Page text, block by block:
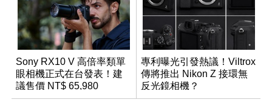
Sony RX10 V 高倍率類單
眼相機正式在台發表！建
議售價 NT$ 65,980
專利曝光引發熱議！Viltrox
傳將推出 Nikon Z 接環無
反光鏡相機？